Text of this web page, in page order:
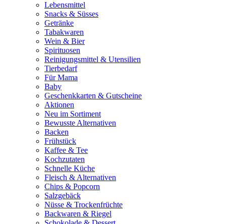
Lebensmittel
Snacks & Süsses
Getränke
Tabakwaren
Wein & Bier
Spirituosen
Reinigungsmittel & Utensilien
Tierbedarf
Für Mama
Baby
Geschenkkarten & Gutscheine
Aktionen
Neu im Sortiment
Bewusste Alternativen
Backen
Frühstück
Kaffee & Tee
Kochzutaten
Schnelle Küche
Fleisch & Alternativen
Chips & Popcorn
Salzgebäck
Nüsse & Trockenfrüchte
Backwaren & Riegel